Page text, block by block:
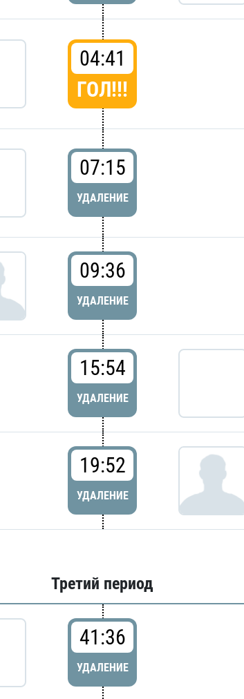
04:41
ГОЛ!!!
07:15
УДАЛЕНИЕ
09:36
УДАЛЕНИЕ
15:54
УДАЛЕНИЕ
19:52
УДАЛЕНИЕ
Третий период
41:36
УДАЛЕНИЕ